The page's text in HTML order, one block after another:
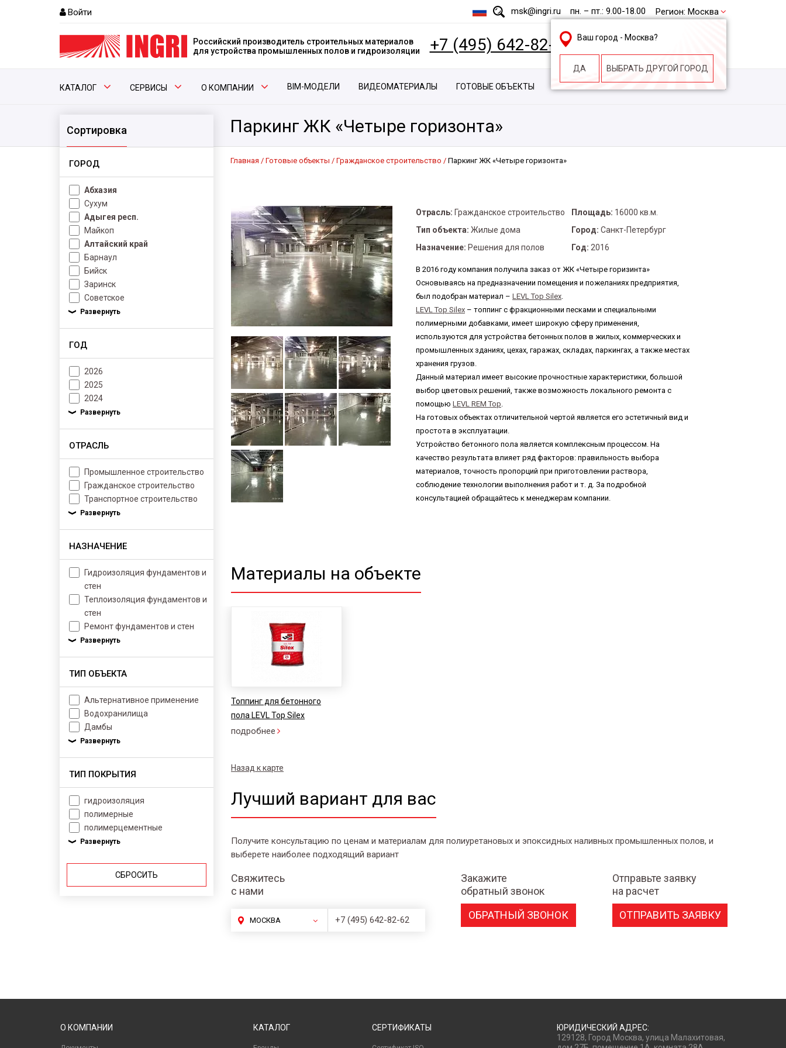
Войти msk@ingri.ru пн. – пт.: 9.00-18.00 Регион: Москва
Ваш город - Москва?
ДА ВЫБРАТЬ ДРУГОЙ ГОРОД
Российский производитель строительных материалов
для устройства промышленных полов и гидроизоляции
+7 (495) 642-82-62
КАТАЛОГ СЕРВИСЫ О КОМПАНИИ BIM-МОДЕЛИ ВИДЕОМАТЕРИАЛЫ ГОТОВЫЕ ОБЪЕКТЫ
Паркинг ЖК «Четыре горизонта»
Сортировка
ГОРОД
Абхазия
Сухум
Адыгея респ.
Майкоп
Алтайский край
Барнаул
Бийск
Заринск
Советское
ГОД
2026
2025
2024
ОТРАСЛЬ
Промышленное строительство
Гражданское строительство
Транспортное строительство
НАЗНАЧЕНИЕ
Гидроизоляция фундаментов и
стен
Теплоизоляция фундаментов и
стен
Ремонт фундаментов и стен
ТИП ОБЪЕКТА
Альтернативное применение
Водохранилища
Дамбы
ТИП ПОКРЫТИЯ
гидроизоляция
полимерные
полимерцементные
СБРОСИТЬ
Главная Готовые объекты Гражданское строительство Паркинг ЖК «Четыре горизонта»
Отрасль: Гражданское строительство Площадь: 16000 кв.м.
Тип объекта: Жилые дома Город: Санкт-Петербург
Назначение: Решения для полов Год: 2016
В 2016 году компания получила заказ от ЖК «Четыре горизинта»
Основываясь на предназначении помещения и пожеланиях предприятия,
был подобран материал – LEVL Top Silex.
LEVL Top Silex – топпинг с фракционными песками и специальными
полимерными добавками, имеет широкую сферу применения,
используются для устройства бетонных полов в жилых, коммерческих и
промышленных зданиях, цехах, гаражах, складах, паркингах, а также местах
хранения грузов.
Данный материал имеет высокие прочностные характеристики, большой
выбор цветовых решений, также возможность локального ремонта с
помощью LEVL REM Top.
На готовых объектах отличительной чертой является его эстетичный вид и
простота в эксплуатации.
Устройство бетонного пола является комплексным процессом. На
качество результата влияет ряд факторов: правильность выбора
материалов, точность пропорций при приготовлении раствора,
соблюдение технологии выполнения работ и т. д. За подробной
консультацией обращайтесь к менеджерам компании.
Материалы на объекте
Топпинг для бетонного
пола LEVL Top Silex
подробнее
Назад к карте
Лучший вариант для вас
Получите консультацию по ценам и материалам для полиуретановых и эпоксидных наливных промышленных полов, и
выберете наиболее подходящий вариант
Свяжитесь
с нами
МОСКВА +7 (495) 642-82-62
Закажите
обратный звонок
ОБРАТНЫЙ ЗВОНОК
Отправьте заявку
на расчет
ОТПРАВИТЬ ЗАЯВКУ
О КОМПАНИИ КАТАЛОГ СЕРТИФИКАТЫ
ЮРИДИЧЕСКИЙ АДРЕС:
129128, Город Москва, улица Малахитовая,